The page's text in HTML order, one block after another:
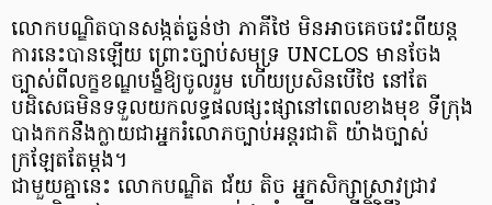
លោកបណ្ឌិតបានសង្កត់ធ្ងន់ថា ភាគីថៃ មិនអាចគេចវេះពីយន្ត
ការនេះបានឡើយ ព្រោះច្បាប់សមុទ្រ UNCLOS មានចែង
ច្បាស់ពីលក្ខខណ្ឌបង្ខំឱ្យចូលរួម ហើយប្រសិនបើថៃ នៅតែ
បដិសេធមិនទទួលយកលទ្ធផលផ្សះផ្សានៅពេលខាងមុខ ទីក្រុង
បាងកកនឹងក្លាយជាអ្នករំលោភច្បាប់អន្តរជាតិ យ៉ាងច្បាស់
ក្រឡែតតែម្តង។
ជាមួយគ្នានេះ លោកបណ្ឌិត ជ័យ តិច អ្នកសិក្សាស្រាវជ្រាវ